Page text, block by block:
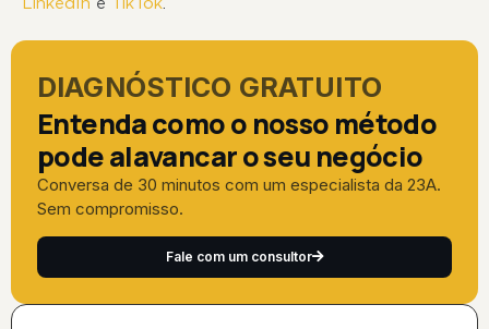
DIAGNÓSTICO GRATUITO
Entenda como o nosso método
pode alavancar o seu negócio
Conversa de 30 minutos com um especialista da 23A.
Sem compromisso.
Fale com um consultor